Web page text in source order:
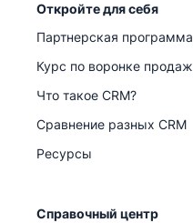
Откройте для себя
Партнерская программа
Курс по воронке продаж
Что такое CRM?
Сравнение разных CRM
Ресурсы
Справочный центр